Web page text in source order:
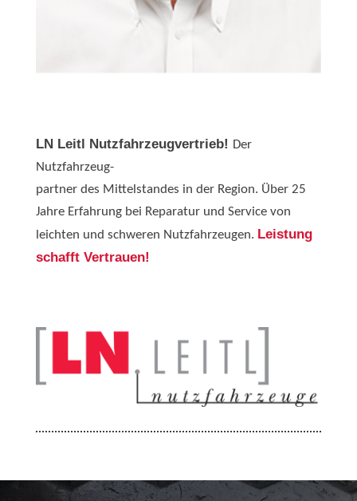
LN Leitl Nutzfahrzeugvertrieb! Der
Nutzfahrzeug-
partner des Mittelstandes in der Region. Über 25
Jahre Erfahrung bei Reparatur und Service von
leichten und schweren Nutzfahrzeugen. Leistung
schafft Vertrauen!